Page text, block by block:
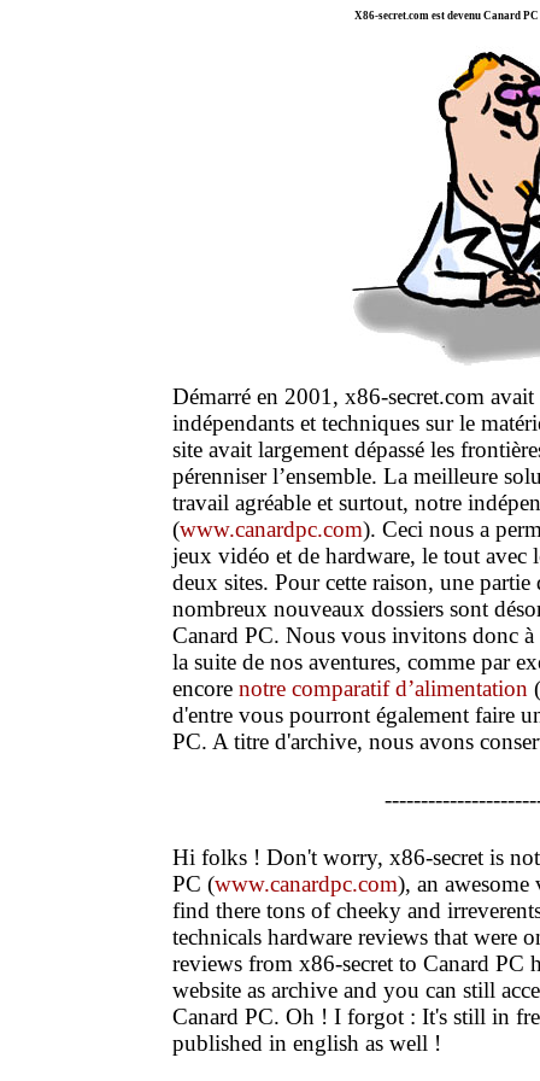
X86-secret.com est devenu Canard
Démarré en 2001, x86-secret.com
indépendants et techniques sur le
site avait largement dépassé les
pérenniser l’ensemble. La meilleure
travail agréable et surtout, notre
(www.canardpc.com). Ceci nous a
jeux vidéo et de hardware, le tout
deux sites. Pour cette raison, une partie
nombreux nouveaux dossiers sont
Canard PC. Nous vous invitons donc
la suite de nos aventures, comme par
encore notre comparatif d’alimentation
d'entre vous pourront également faire
PC. A titre d'archive, nous avons
Hi folks ! Don't worry, x86-secret is
PC (www.canardpc.com), an
find there tons of cheeky and
technicals hardware reviews that were
reviews from x86-secret to Canard PC
website as archive and you can still
Canard PC. Oh ! I forgot : It's still in
published in english as well !